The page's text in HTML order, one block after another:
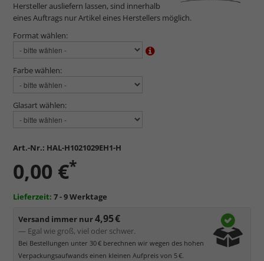
Hersteller ausliefern lassen, sind innerhalb
eines Auftrags nur Artikel eines Herstellers möglich.
Format wählen:
Farbe wählen:
Glasart wählen:
Art.-Nr.: HAL-H1021029EH1-H
0,00 €*
Lieferzeit: 7 - 9 Werktage
Versand immer nur4,95 €
— Egal wie groß, viel oder schwer.
Bei Bestellungen unter 30 € berechnen wir wegen des hohen
Verpackungsaufwands einen kleinen Aufpreis von 5 €.